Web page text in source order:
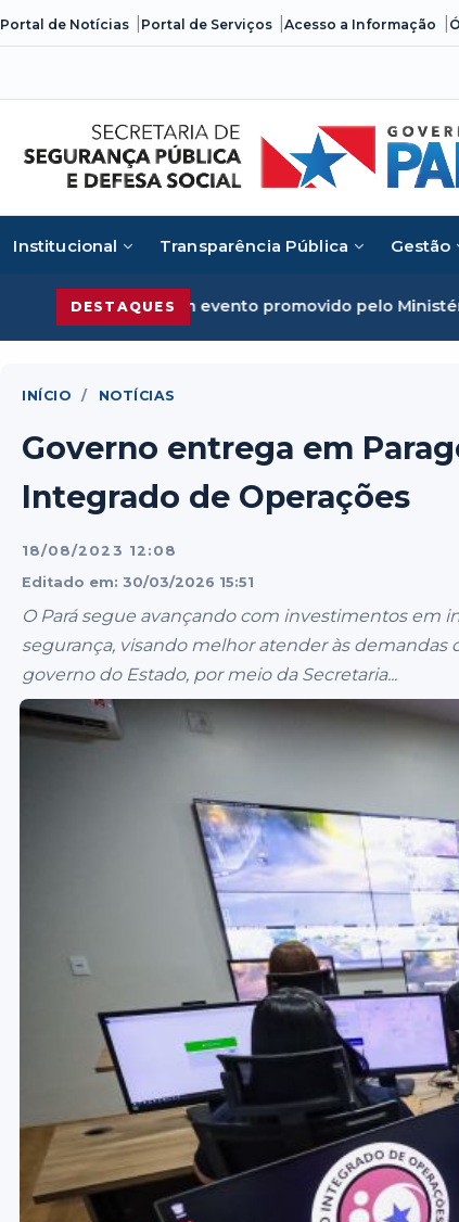
Portal de Notícias Portal de Serviços Acesso a Informação
Institucional Transparência Pública Gestão
DESTAQUES
evento promovido pelo Ministério da Justiça
INÍCIO / NOTÍCIAS
Governo entrega em
Integrado de Operações
18/08/2023 12:08
Editado em: 30/03/2026 15:51
O Pará segue avançando com investimentos em
segurança, visando melhor atender às demandas
governo do Estado, por meio da Secretaria...